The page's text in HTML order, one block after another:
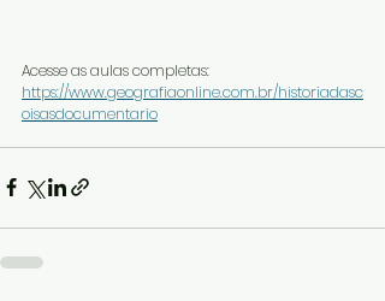
Acesse as aulas completas:
https://www.geografiaonline.com.br/historiadasc
oisasdocumentario